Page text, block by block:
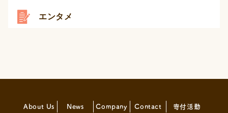
エンタメ
About Us News Company Contact 寄付活動